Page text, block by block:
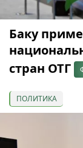
Баку
стран ОТГ
ПОЛИТИКА